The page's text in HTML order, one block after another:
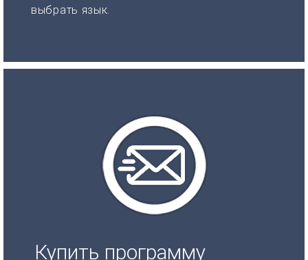
выбрать язык.
Купить программу